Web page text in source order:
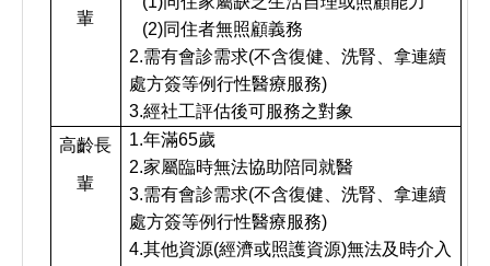
輩
(2)同住者無照顧義務
2.需有會診需求(不含復健、洗腎、拿連續
處方簽等例行性醫療服務)
3.經社工評估後可服務之對象
高齡長
輩
1.年滿65歲
2.家屬臨時無法協助陪同就醫
3.需有會診需求(不含復健、洗腎、拿連續
處方簽等例行性醫療服務)
4.其他資源(經濟或照護資源)無法及時介入